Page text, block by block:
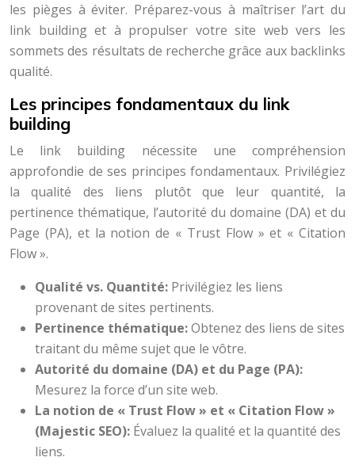
les pièges à éviter. Préparez-vous à maîtriser l’art du
link building et à propulser votre site web vers les
sommets des résultats de recherche grâce aux backlinks
qualité.
Les principes fondamentaux du link
building
Le link building nécessite une compréhension
approfondie de ses principes fondamentaux. Privilégiez
la qualité des liens plutôt que leur quantité, la
pertinence thématique, l’autorité du domaine (DA) et du
Page (PA), et la notion de « Trust Flow » et « Citation
Flow ».
Qualité vs. Quantité: Privilégiez les liens
provenant de sites pertinents.
Pertinence thématique:Obtenez des liens de sites
traitant du même sujet que le vôtre.
Autorité du domaine (DA) et du Page (PA):
Mesurez la force d’un site web.
La notion de « Trust Flow » et « Citation Flow »
(Majestic SEO): Évaluez la qualité et la quantité des
liens.